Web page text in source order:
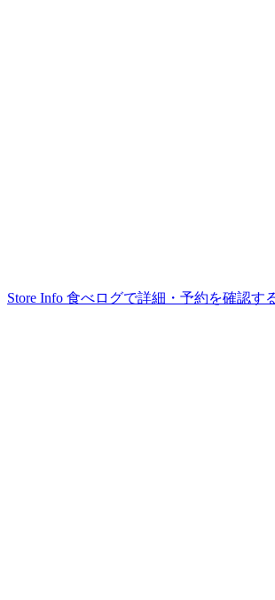
Store Info 食べログで詳細・予約を確認す